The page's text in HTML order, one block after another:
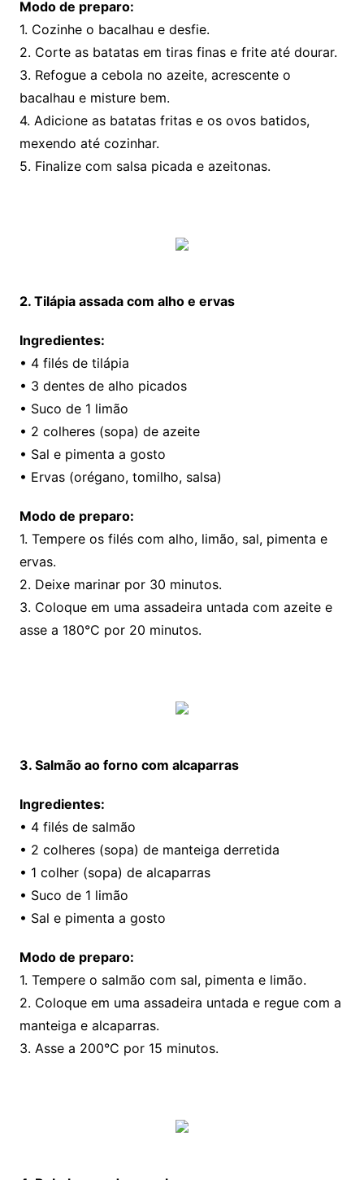
Modo de preparo:
1. Cozinhe o bacalhau e desfie.
2. Corte as batatas em tiras finas e frite até dourar.
3. Refogue a cebola no azeite, acrescente o
bacalhau e misture bem.
4. Adicione as batatas fritas e os ovos batidos,
mexendo até cozinhar.
5. Finalize com salsa picada e azeitonas.
2. Tilápia assada com alho e ervas
Ingredientes:
• 4 filés de tilápia
• 3 dentes de alho picados
• Suco de 1 limão
• 2 colheres (sopa) de azeite
• Sal e pimenta a gosto
• Ervas (orégano, tomilho, salsa)
Modo de preparo:
1. Tempere os filés com alho, limão, sal, pimenta e
ervas.
2. Deixe marinar por 30 minutos.
3. Coloque em uma assadeira untada com azeite e
asse a 180°C por 20 minutos.
3. Salmão ao forno com alcaparras
Ingredientes:
• 4 filés de salmão
• 2 colheres (sopa) de manteiga derretida
• 1 colher (sopa) de alcaparras
• Suco de 1 limão
• Sal e pimenta a gosto
Modo de preparo:
1. Tempere o salmão com sal, pimenta e limão.
2. Coloque em uma assadeira untada e regue com a
manteiga e alcaparras.
3. Asse a 200°C por 15 minutos.